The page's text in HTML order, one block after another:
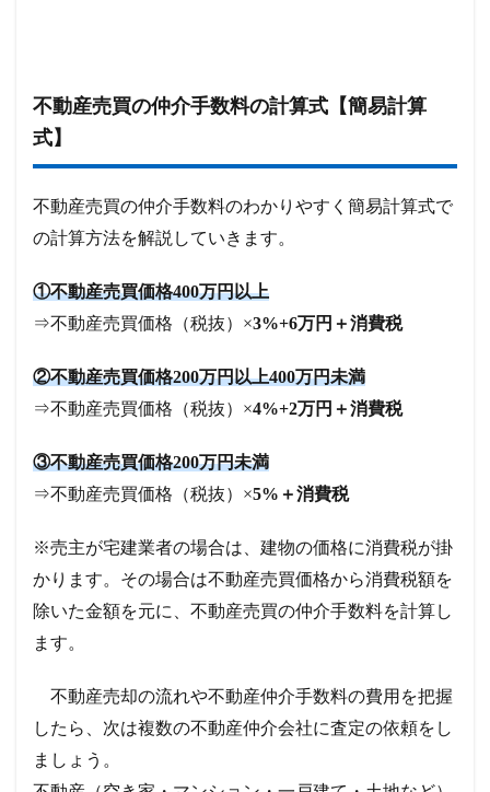
不動産売買の仲介手数料の計算式【簡易計算
式】
不動産売買の仲介手数料のわかりやすく簡易計算式で
の計算方法を解説していきます。
①不動産売買価格400万円以上
⇒不動産売買価格（税抜）×3%+6万円＋消費税
②不動産売買価格200万円以上400万円未満
⇒不動産売買価格（税抜）×4%+2万円＋消費税
③不動産売買価格200万円未満
⇒不動産売買価格（税抜）×5%＋消費税
※売主が宅建業者の場合は、建物の価格に消費税が掛
かります。その場合は不動産売買価格から消費税額を
除いた金額を元に、不動産売買の仲介手数料を計算し
ます。
不動産売却の流れや不動産仲介手数料の費用を把握
したら、次は複数の不動産仲介会社に査定の依頼をし
ましょう。